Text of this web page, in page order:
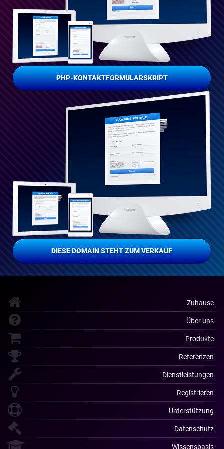
PHP-KONTAKTFORMULARSKRIPT
DIESE DOMAIN STEHT ZUM VERKAUF
Zuhause
Über uns
Produkte
Referenzen
Dienstleistungen
Registrieren
Unterstützung
Datenschutz
Wissensbasis